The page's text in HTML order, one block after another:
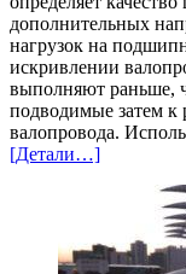
дополнительных
нагрузок на
искривлении
выполняют раньше,
подводимые затем к
валопровода.
[Детали…]